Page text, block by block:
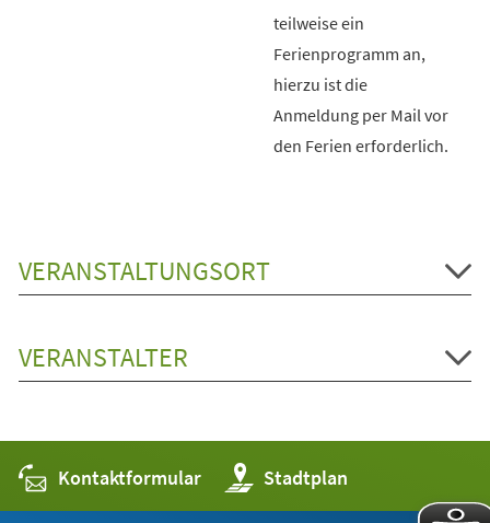
teilweise ein
Ferienprogramm an,
hierzu ist die
Anmeldung per Mail vor
den Ferien erforderlich.
VERANSTALTUNGSORT
VERANSTALTER
Kontaktformular Stadtplan
(Öffnet
in
einem